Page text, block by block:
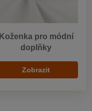
Koženka pro módní
doplňky
Zobrazit